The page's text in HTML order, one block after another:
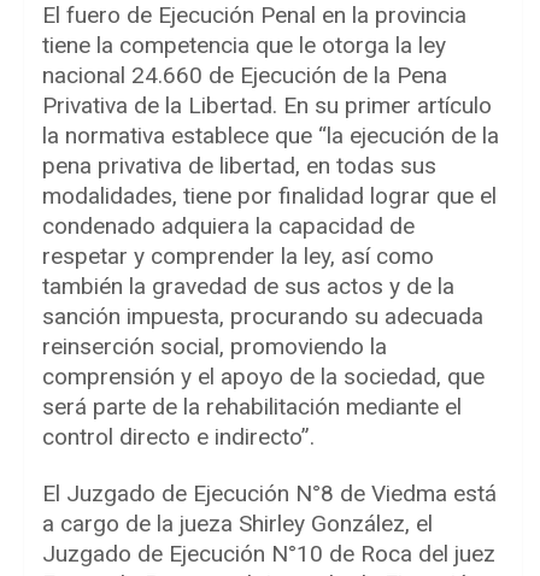
El fuero de Ejecución Penal en la provincia
tiene la competencia que le otorga la ley
nacional 24.660 de Ejecución de la Pena
Privativa de la Libertad. En su primer artículo
la normativa establece que “la ejecución de la
pena privativa de libertad, en todas sus
modalidades, tiene por finalidad lograr que el
condenado adquiera la capacidad de
respetar y comprender la ley, así como
también la gravedad de sus actos y de la
sanción impuesta, procurando su adecuada
reinserción social, promoviendo la
comprensión y el apoyo de la sociedad, que
será parte de la rehabilitación mediante el
control directo e indirecto”.
El Juzgado de Ejecución N°8 de Viedma está
a cargo de la jueza Shirley González, el
Juzgado de Ejecución N°10 de Roca del juez